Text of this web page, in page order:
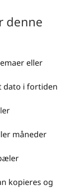
denne
eller
dato i fortiden
måneder
kopieres og